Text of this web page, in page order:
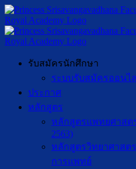
รับสมัครนักศึกษา
ระบบรับสมัครออนไ
ประกาศ
หลักสูตร
หลักสูตรแพทยศาส
2563)
หลักสูตรวิทยาศาส
การแพทย์